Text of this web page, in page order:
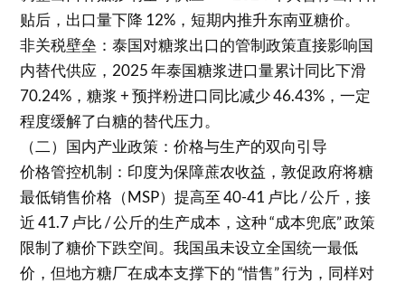
贴后，出口量下降 12%，短期内推升东南亚糖价。
非关税壁垒：泰国对糖浆出口的管制政策直接影响国
内替代供应，2025 年泰国糖浆进口量累计同比下滑
70.24%，糖浆 + 预拌粉进口同比减少 46.43%，一定
程度缓解了白糖的替代压力。
（二）国内产业政策：价格与生产的双向引导
价格管控机制：印度为保障蔗农收益，敦促政府将糖
最低销售价格（MSP）提高至 40-41 卢比 / 公斤，接
近 41.7 卢比 / 公斤的生产成本，这种 “成本兜底” 政策
限制了糖价下跌空间。我国虽未设立全国统一最低
价，但地方糖厂在成本支撑下的 “惜售” 行为，同样对